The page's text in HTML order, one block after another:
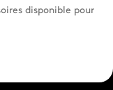
disponible pour